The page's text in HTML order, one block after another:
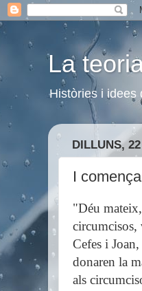
La
Històries i idees
DILLUNS,
I
"Déu
circumcisos,
Cefes i
donaren la
als